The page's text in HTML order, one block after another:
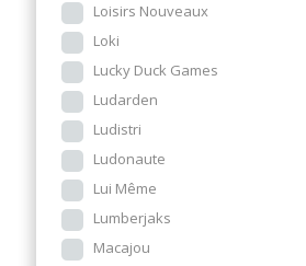
Loisirs Nouveaux
Loki
Lucky Duck Games
Ludarden
Ludistri
Ludonaute
Lui Même
Lumberjaks
Macajou